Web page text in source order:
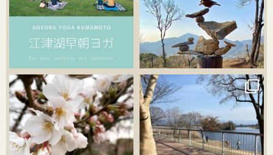
3月 20 3月 18